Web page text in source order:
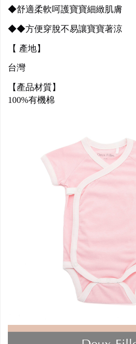
◆舒適柔軟呵護寶寶細緻肌膚
◆◆方便穿脫不易讓寶寶著涼
【 產地】
台灣
【產品材質】
100%有機棉